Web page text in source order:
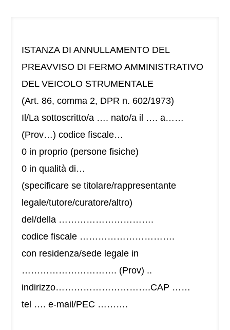
ISTANZA DI ANNULLAMENTO DEL
PREAVVISO DI FERMO AMMINISTRATIVO
DEL VEICOLO STRUMENTALE
(Art. 86, comma 2, DPR n. 602/1973)
Il/La sottoscritto/a …. nato/a il …. a……
(Prov…) codice fiscale…
0 in proprio (persone fisiche)
0 in qualità di…
(specificare se titolare/rappresentante
legale/tutore/curatore/altro)
del/della ………………………….
codice fiscale ………………………….
con residenza/sede legale in
…………………………. (Prov) ..
indirizzo………………………….CAP ……
tel …. e-mail/PEC ……….